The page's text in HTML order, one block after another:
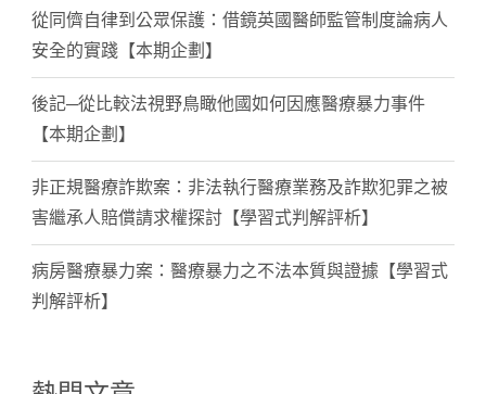
從同儕自律到公眾保護：借鏡英國醫師監管制度論病人
安全的實踐【本期企劃】
後記─從比較法視野鳥瞰他國如何因應醫療暴力事件
【本期企劃】
非正規醫療詐欺案：非法執行醫療業務及詐欺犯罪之被
害繼承人賠償請求權探討【學習式判解評析】
病房醫療暴力案：醫療暴力之不法本質與證據【學習式
判解評析】